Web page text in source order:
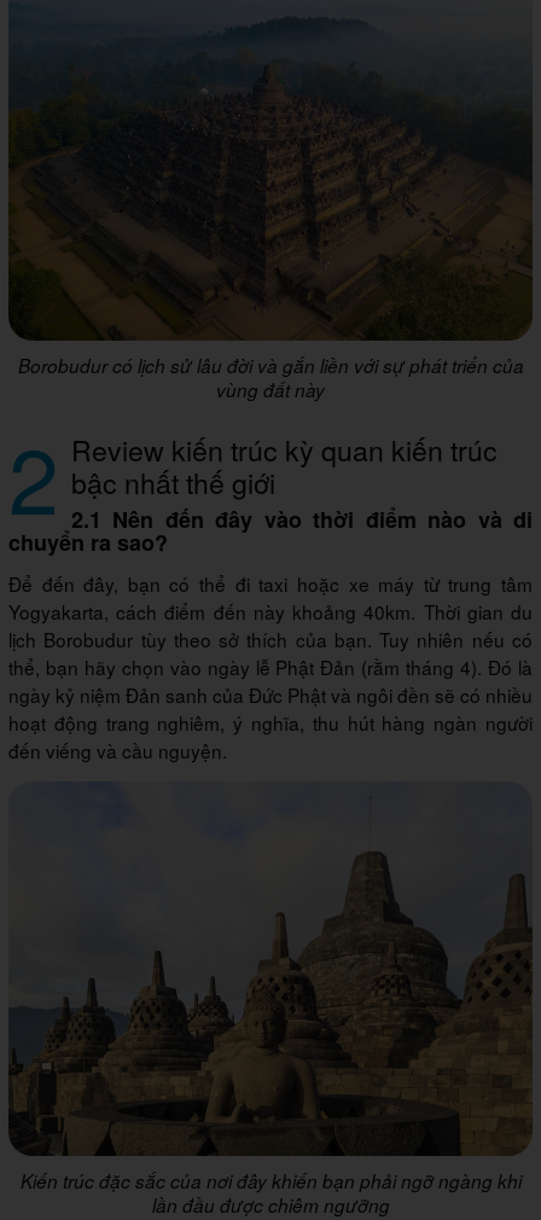
Borobudur có lịch sử lâu đời và gắn liền với sự phát triển của
vùng đất này
2 Review kiến trúc kỳ quan kiến trúc
bậc nhất thế giới
2.1 Nên đến đây vào thời điểm nào và di
chuyển ra sao?
Để đến đây, bạn có thể đi taxi hoặc xe máy từ trung tâm
Yogyakarta, cách điểm đến này khoảng 40km. Thời gian du
lịch Borobudur tùy theo sở thích của bạn. Tuy nhiên nếu có
thể, bạn hãy chọn vào ngày lễ Phật Đản (rằm tháng 4). Đó là
ngày kỷ niệm Đản sanh của Đức Phật và ngôi đền sẽ có nhiều
hoạt động trang nghiêm, ý nghĩa, thu hút hàng ngàn người
đến viếng và cầu nguyện.
Kiến trúc đặc sắc của nơi đây khiến bạn phải ngỡ ngàng khi
lần đầu được chiêm ngưỡng